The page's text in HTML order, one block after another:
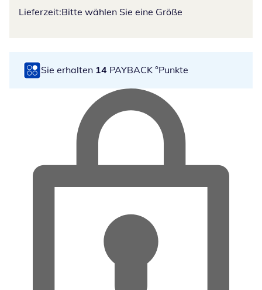
Lieferzeit:Bitte wählen Sie eine Größe
Sie erhalten 14 PAYBACK °Punkte